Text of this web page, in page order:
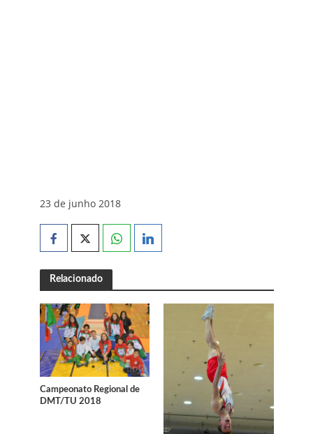
23 de junho 2018
Relacionado
Campeonato Regional de
DMT/TU 2018